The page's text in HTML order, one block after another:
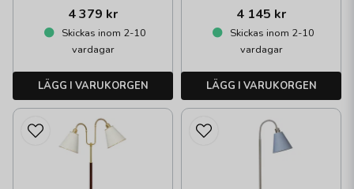
4 379 kr
Skickas inom 2-10
vardagar
LÄGG I VARUKORGEN
4 145 kr
Skickas inom 2-10
vardagar
LÄGG I VARUKORGEN